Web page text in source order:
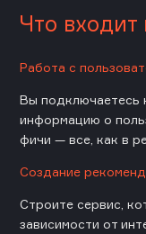
Что входит
Работа с
Вы подключаетесь
информацию о
фичи — все, как в
Создание
Строите сервис,
зависимости от